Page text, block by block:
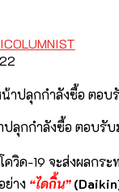
ICOLUMNIST
ปลุกกำลังซื้อ ตอบ
วิด-19 จะส่งผลกร
าง “ไดกิ้น” (Daikin